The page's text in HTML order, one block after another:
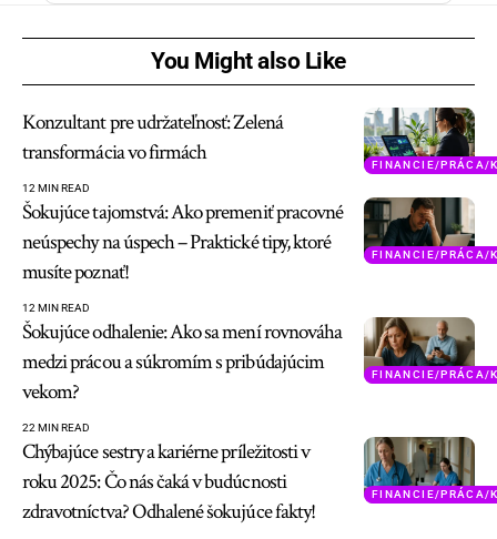
You Might also Like
FINANCIE/PRÁCA/
Konzultant pre udržateľnosť: Zelená
transformácia vo firmách
12 MIN READ
FINANCIE/PRÁCA/
Šokujúce tajomstvá: Ako premeniť pracovné
neúspechy na úspech – Praktické tipy, ktoré
musíte poznať!
12 MIN READ
FINANCIE/PRÁCA/
Šokujúce odhalenie: Ako sa mení rovnováha
medzi prácou a súkromím s pribúdajúcim
vekom?
22 MIN READ
FINANCIE/PRÁCA/
Chýbajúce sestry a kariérne príležitosti v
roku 2025: Čo nás čaká v budúcnosti
zdravotníctva? Odhalené šokujúce fakty!